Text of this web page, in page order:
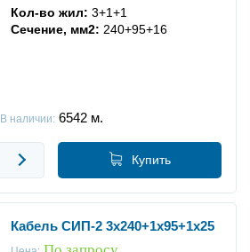
Кол-во жил: 3+1+1
Сечение, мм2: 240+95+16
В наличии:6542 м.
Купить
Кабель СИП-2 3x240+1x95+1x25